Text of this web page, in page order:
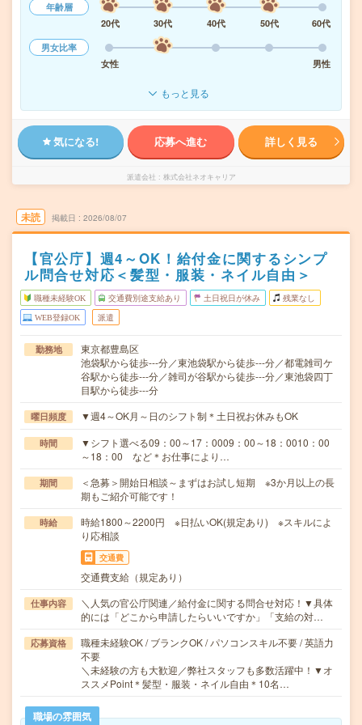
年齢層
20代
30代 40代 50代
60代
男女比率
女性
男性
もっと見る
気になる! 応募へ進む 詳しく見る
派遣会社 株式会社ネオキャリア
未読 掲載日 2026/08/07
【官公庁】週4～OK！給付金に関するシンプ
ル問合せ対応＜髪型・服装・ネイル自由＞
職種未経験OK 交通費別途支給あり 土日祝日が休み 残業なし
WEB登録OK 派遣
勤務地
東京都豊島区
池袋駅から徒歩---分／東池袋駅から徒歩---分／都電雑司ケ
谷駅から徒歩---分／雑司が谷駅から徒歩---分／東池袋四丁
目駅から徒歩---分
曜日頻度 ▼週4～OK月～日のシフト制＊土日祝お休みもOK
時間
▼シフト選べる09：00～17：0009：00～18：0010：00
～18：00 など＊お仕事により…
期間
＜急募＞開始日相談～まずはお試し短期 ※3か月以上の長
期もご紹介可能です！
時給
時給1800～2200円 ※日払いOK(規定あり) ※スキルによ
り応相談
交通費
交通費支給（規定あり）
仕事内容
＼人気の官公庁関連／給付金に関する問合せ対応！▼具体
的には「どこから申請したらいいですか」「支給の対…
応募資格
職種未経験OK / ブランクOK / パソコンスキル不要 / 英語力
不要
＼未経験の方も大歓迎／弊社スタッフも多数活躍中！▼オ
ススメPoint＊髪型・服装・ネイル自由＊10名…
職場の雰囲気